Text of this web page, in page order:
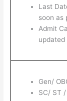
Last
soon as
Admit
Gen/
SC/ ST